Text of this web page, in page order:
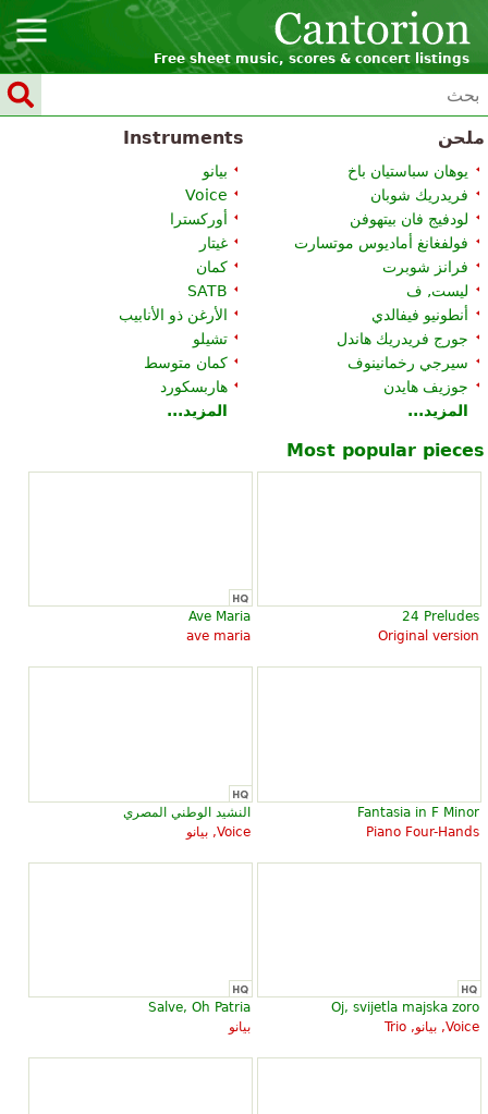
Free sheet music, scores & concert listings
ملحن
يوهان سباستيان باخ
فريدريك شوبان
لودفيج فان بيتهوفن
فولفغانغ أماديوس موتسارت
فرانز شوبرت
ليست, ف
أنطونيو فيفالدي
جورج فريدريك هاندل
سيرجي رخمانينوف
جوزيف هايدن
المزيد...
Instruments
بيانو
Voice
أوركسترا
غيتار
كمان
SATB
الأرغن ذو الأنابيب
تشيلو
كمان متوسط
هاربسكورد
المزيد...
Most popular pieces
24 Preludes
Original version
Ave Maria
ave maria
Fantasia in F Minor
Piano Four-Hands
النشيد الوطني المصري
Voice, بيانو
Oj, svijetla majska zoro
Voice, بيانو, Trio
Salve, Oh Patria
بيانو